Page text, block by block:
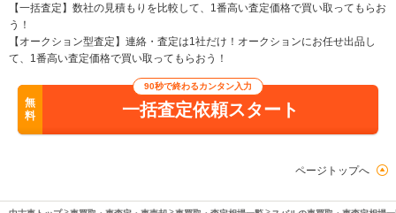
【一括査定】数社の見積もりを比較して、1番高い査定価格で買い取ってもらお
う！
【オークション型査定】連絡・査定は1社だけ！オークションにお任せ出品し
て、1番高い査定価格で買い取ってもらおう！
無
料
90秒で終わるカンタン入力
一括査定依頼スタート
ページトップへ